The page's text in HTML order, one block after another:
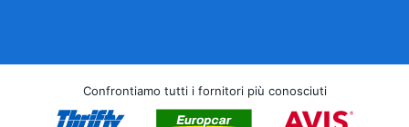
Confrontiamo tutti i fornitori più conosciuti